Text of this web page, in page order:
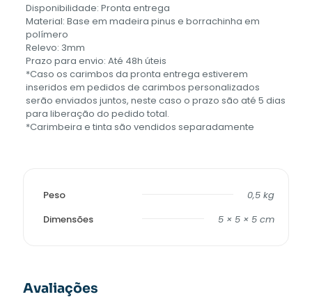
Disponibilidade: Pronta entrega
Material: Base em madeira pinus e borrachinha em
polímero
Relevo: 3mm
Prazo para envio: Até 48h úteis
*Caso os carimbos da pronta entrega estiverem
inseridos em pedidos de carimbos personalizados
serão enviados juntos, neste caso o prazo são até 5 dias
para liberação do pedido total.
*Carimbeira e tinta são vendidos separadamente
Peso
0,5 kg
Dimensões
5 × 5 × 5 cm
Avaliações